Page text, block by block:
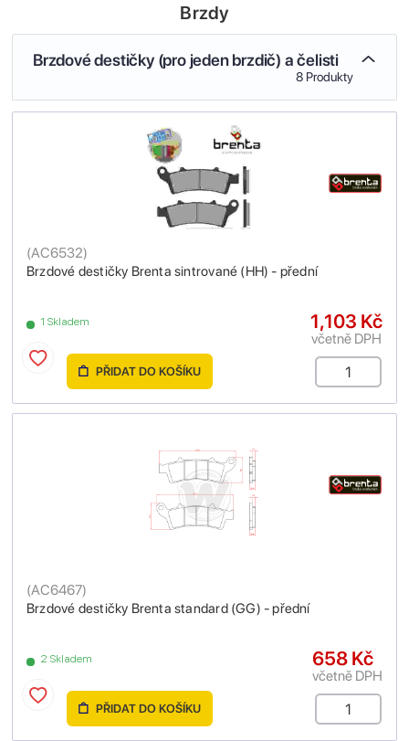
Brzdy
Brzdové destičky (pro jeden brzdič) a čelisti
8 Produkty
Brzdové destičky Brenta sintrované (HH) - přední
(AC6532)
1 Skladem 1,103 Kč
včetně DPH
PŘIDAT DO KOŠÍKU
Brzdové destičky Brenta standard (GG) - přední
(AC6467)
2 Skladem 658 Kč
včetně DPH
PŘIDAT DO KOŠÍKU